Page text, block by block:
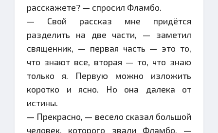
расскажете? — спросил Фламбо.
— Свой рассказ мне придётся
разделить на две части, — заметил
священник, — первая часть — это то,
что знают все, вторая — то, что знаю
только я. Первую можно изложить
коротко и ясно. Но она далека от
истины.
— Прекрасно, — весело сказал большой
человек, которого звали Фламбо. —